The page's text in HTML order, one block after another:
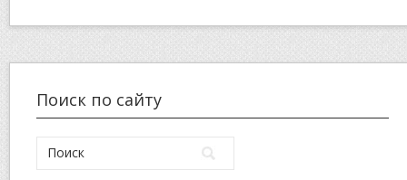
Поиск по сайту